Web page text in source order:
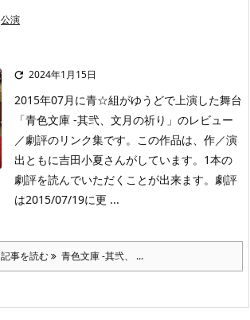
公演
 2024年1月15日
2015年07月に青☆組がゆうどで上演した舞台
「青色文庫 -其弐、文月の祈り」のレビュー
／劇評のリンク集です。この作品は、作／演
出ともに吉田小夏さんがしています。1本の
劇評を読んでいただくことが出来ます。劇評
は2015/07/19に更 ...
記事を読む 青色文庫 -其弐、 ...